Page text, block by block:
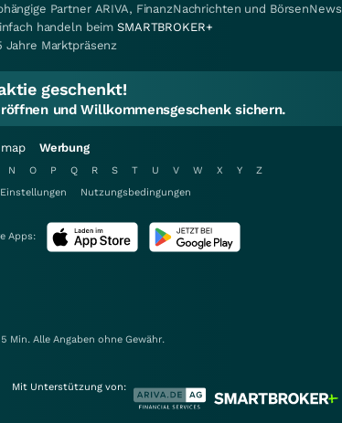
Partner ARIVA, FinanzNachrichten und BörsenNews
handeln beimSMARTBROKER+
Jahre Marktpräsenz
geschenkt!
und Willkommensgeschenk sichern.
Werbung
N O P Q R S T U V W X Y
Z
Nutzungsbedingungen
Apps:
Min. Alle Angaben ohne Gewähr.
Mit Unterstützung von: